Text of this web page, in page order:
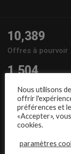
10,389
Offres à pourvoir
1,504
Entreprises
Nous suivre
Nous utilisons
offrir
préférences et
«Accepter»,
cookies.
paramètres